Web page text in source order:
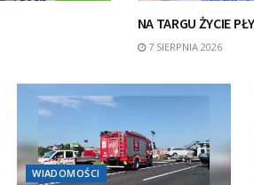
NA TARGU ŻYCIE
7 SIERPNIA 2026
WIADOMOŚCI